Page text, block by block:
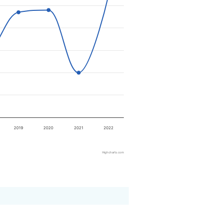
2019 2020 2021 2022
Highcharts.com